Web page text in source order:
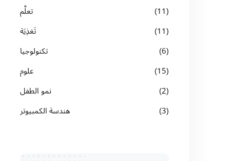
تعلُّم
(11)
تَغذِيَة
(11)
تكنولوجيا
(6)
علوم
(15)
نمو الطفل
(2)
هندسة الكمبيوتر
(3)